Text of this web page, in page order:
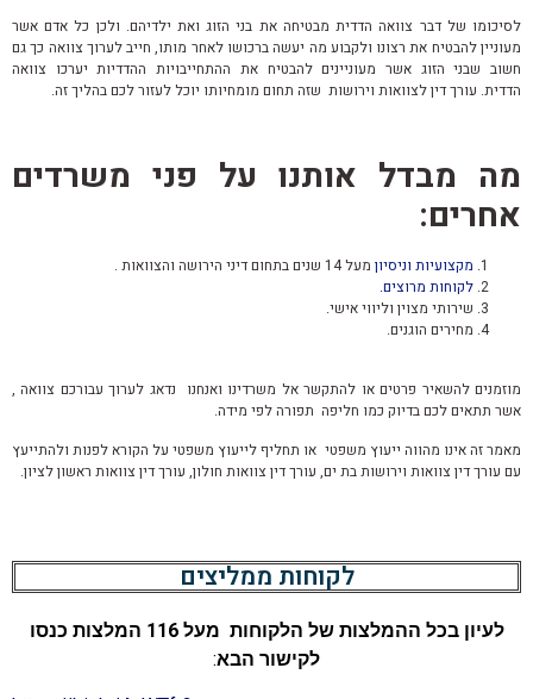
לסיכומו של דבר צוואה הדדית מבטיחה את בני הזוג ואת ילדיהם. ולכן כל אדם אשר
מעוניין להבטיח את רצונו ולקבוע מה יעשה ברכושו לאחר מותו, חייב לערוך צוואה כך גם
חשוב שבני הזוג אשר מעוניינים להבטיח את ההתחייבויות ההדדיות יערכו צוואה
הדדית. עורך דין לצוואות וירושות שזה תחום מומחיותו יוכל לעזור לכם בהליך זה.
מה מבדל אותנו על פני משרדים
אחרים:
מקצועיות וניסיון מעל 14 שנים בתחום דיני הירושה והצוואות .
לקוחות מרוצים.
שירותי מצוין וליווי אישי.
מחירים הוגנים.
מוזמנים להשאיר פרטים או להתקשר אל משרדינו ואנחנו נדאג לערוך עבורכם צוואה ,
אשר תתאים לכם בדיוק כמו חליפה תפורה לפי מידה.
מאמר זה אינו מהווה ייעוץ משפטי או תחליף לייעוץ משפטי על הקורא לפנות ולהתייעץ
עם עורך דין צוואות וירושות בת ים, עורך דין צוואות חולון, עורך דין צוואות ראשון לציון.
לקוחות ממליצים
לעיון בכל ההמלצות של הלקוחות מעל 116 המלצות כנסו
לקישור הבא: